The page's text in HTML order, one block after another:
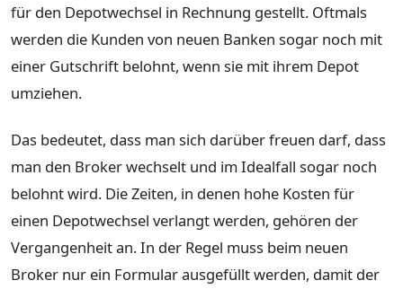
für den Depotwechsel in Rechnung gestellt. Oftmals
werden die Kunden von neuen Banken sogar noch mit
einer Gutschrift belohnt, wenn sie mit ihrem Depot
umziehen.
Das bedeutet, dass man sich darüber freuen darf, dass
man den Broker wechselt und im Idealfall sogar noch
belohnt wird. Die Zeiten, in denen hohe Kosten für
einen Depotwechsel verlangt werden, gehören der
Vergangenheit an. In der Regel muss beim neuen
Broker nur ein Formular ausgefüllt werden, damit der